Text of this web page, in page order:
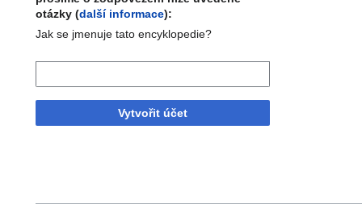
otázky (další informace):
Jak se jmenuje tato encyklopedie?
Vytvořit účet